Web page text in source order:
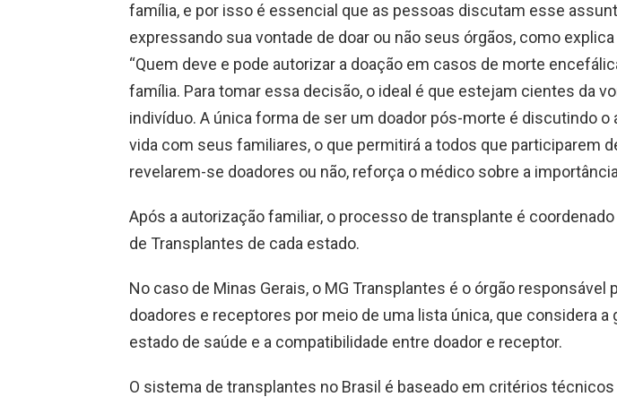
família, e por isso é essencial que as pessoas discutam esse
expressando sua vontade de doar ou não seus órgãos, como explica
“Quem deve e pode autorizar a doação em casos de morte
família. Para tomar essa decisão, o ideal é que estejam cientes da
indivíduo. A única forma de ser um doador pós-morte é discutindo o
vida com seus familiares, o que permitirá a todos que participarem
revelarem-se doadores ou não, reforça o médico sobre a
Após a autorização familiar, o processo de transplante é
de Transplantes de cada estado.
No caso de Minas Gerais, o MG Transplantes é o órgão responsável
doadores e receptores por meio de uma lista única, que considera a
estado de saúde e a compatibilidade entre doador e receptor.
O sistema de transplantes no Brasil é baseado em critérios